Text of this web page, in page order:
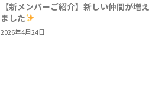
【新メンバーご紹介】新しい仲間が増え
ました
2026年4月24日